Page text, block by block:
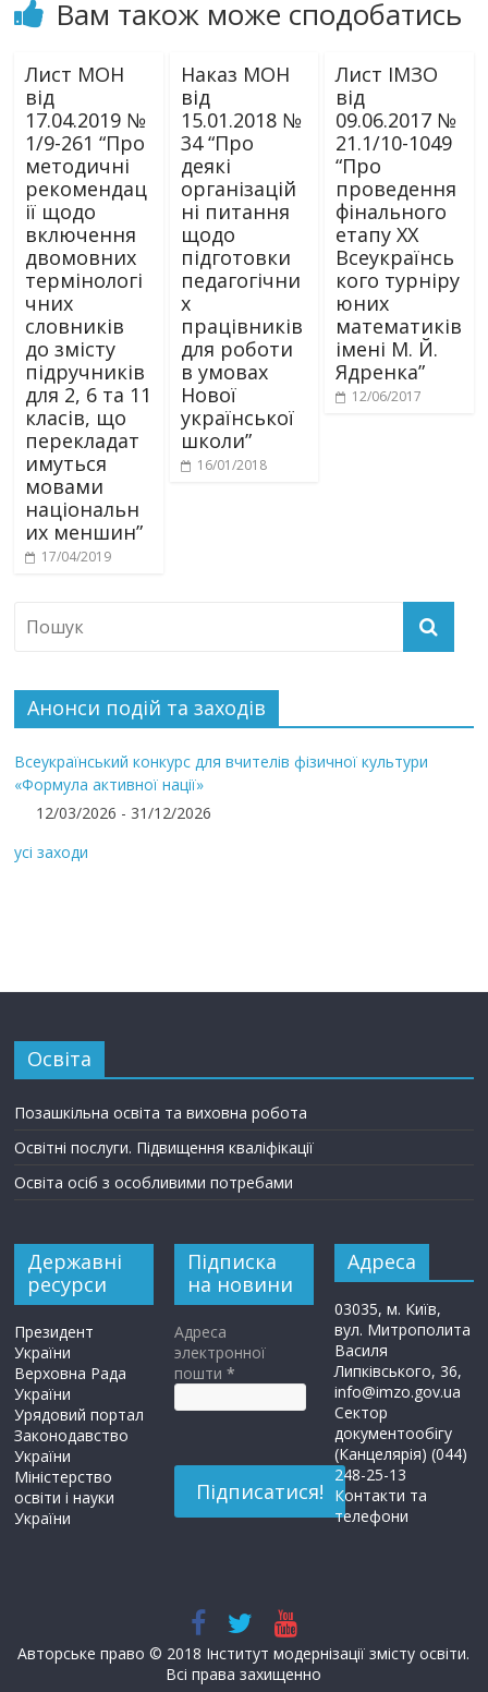
Вам також може сподобатись
Лист МОН
від
17.04.2019 №
1/9-261 “Про
методичні
рекомендац
ії щодо
включення
двомовних
термінологі
чних
словників
до змісту
підручників
для 2, 6 та 11
класів, що
перекладат
имуться
мовами
національн
их меншин”
17/04/2019
Наказ МОН
від
15.01.2018 №
34 “Про
деякі
організацій
ні питання
щодо
підготовки
педагогічни
х
працівників
для роботи
в умовах
Нової
української
школи”
16/01/2018
Лист ІМЗО
від
09.06.2017 №
21.1/10-1049
“Про
проведення
фінального
етапу XХ
Всеукраїнсь
кого турніру
юних
математиків
імені М. Й.
Ядренка”
12/06/2017
Анонси подій та заходів
Всеукраїнський конкурс для вчителів фізичної культури
«Формула активної нації»
12/03/2026 - 31/12/2026
усі заходи
Освіта
Позашкільна освіта та виховна робота
Освітні послуги. Підвищення кваліфікації
Освіта осіб з особливими потребами
Державні
ресурси
Президент
України
Верховна Рада
України
Урядовий портал
Законодавство
України
Міністерство
освіти і науки
України
Підписка
на новини
Адреса
электронної
пошти*
Адреса
03035, м. Київ,
вул. Митрополита
Василя
Липківського, 36,
info@imzo.gov.ua
Сектор
документообігу
(Канцелярія) (044)
248-25-13
Контакти та
телефони
Авторське право © 2018 Інститут модернізації змісту освіти.
Всі права захищенно